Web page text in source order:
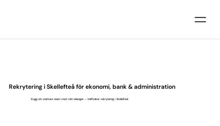
Rekrytering i Skellefteå för ekonomi, bank & administration
Bygg ett starkare team med rätt talanger – träffsäker rekrytering i Skellefteå